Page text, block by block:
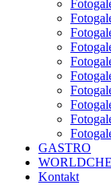
GASTRO
Kontakt